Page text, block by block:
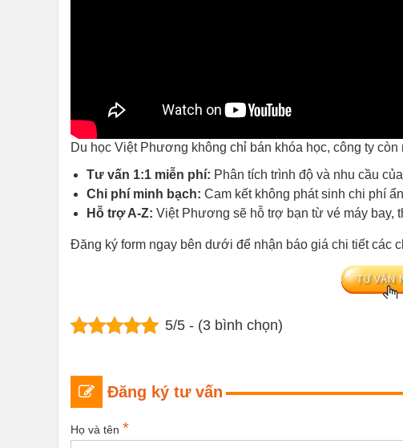
Du học Việt Phương không chỉ bán khóa học, công ty
Tư vấn 1:1 miễn phí: Phân tích trình độ và nhu cầu
Chi phí minh bạch: Cam kết không phát sinh chi phí
Hỗ trợ A-Z: Việt Phương sẽ hỗ trợ bạn từ vé máy bay,
Đăng ký form ngay bên dưới để nhận báo giá chi tiết các
5/5 - (3 bình chọn)
Đăng ký tư vấn
Họ và tên *